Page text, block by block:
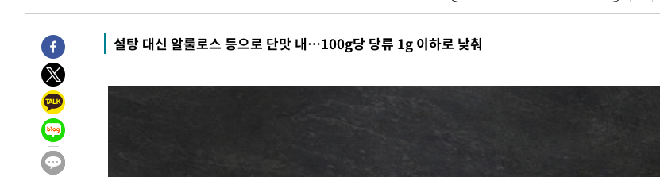
1시간 전 >'여긴 20도, 저긴 50도'…열화상 카메라로 본 폭염 저감시설 '온도차'
2시간 전 >
콜롬비아 신임 우파 대통령 취임 하루만에 차량폭탄 폭발 사건
3시간 전 >
튀르키예 외무장관, "메카 3국 방위협정은 이란이 목표 아냐 " 밝혀
4시간 전 >
-32175초 전 >
-28771초 전 >
이강인 ATM 입단식에 '상암벌 들썩'…"세계적인 선수 되길"
-27767초 전 >
-25113초 전 >
설탕 대신 알룰로스 등으로 단맛 내…100g당 당류 1g 이하로 낮춰